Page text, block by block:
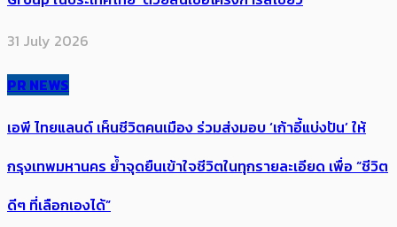
31 July 2026
PR NEWS
เอพี ไทยแลนด์ เห็นชีวิตคนเมือง ร่วมส่งมอบ ‘เก้าอี้แบ่งปัน’ ให้
กรุงเทพมหานคร ย้ำจุดยืนเข้าใจชีวิตในทุกรายละเอียด เพื่อ “ชีวิต
ดีๆ ที่เลือกเองได้”